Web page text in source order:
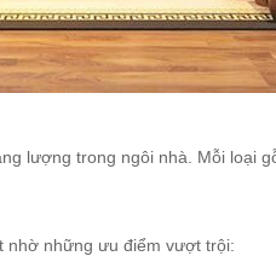
lượng trong ngôi nhà. Mỗi
nhờ những ưu điểm vượt trội: